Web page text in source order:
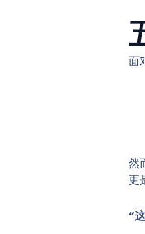
面
然
更
“